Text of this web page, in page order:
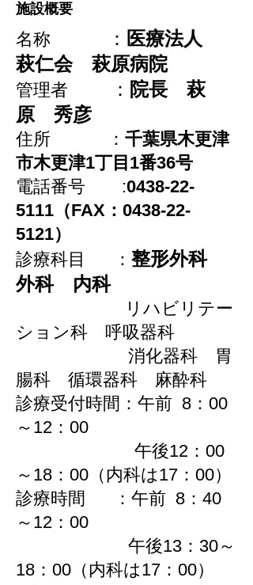
​施設概要
名称 ： 医療法人
萩仁会 萩原病院
管理者 ： 院長 萩
原 秀彦
住所 ： 千葉県木更津
市木更津1丁目1番36号
電話番号 :0438-22-
5111 （FAX：0438-22-
5121）
診療科目 ： 整形外科
外科 内科
リハビリテー
ション科 呼吸器科
消化器科 胃
腸科 循環器科 麻酔科
診療受付時間：午前 8：00
～12：00
午後12：00
～18：00（内科は17：00）
診療時間 ：午前 8：40
～12：00
午後13：30～
18：00（内科は17：00）